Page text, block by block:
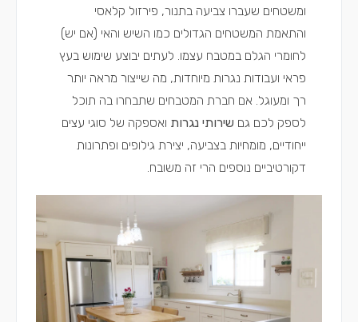
ומשטחים שעברו צביעה בתנור, פירזול קלאסי
והתאמת המשטחים הגדולים כמו השיש והאי (אם יש)
לחומרי הגלם במטבח עצמו. לעתים יבוצע שימוש בעץ
פראי ועבודות נגרות מיוחדות, מה שייצור מראה יותר
רך ומעוגל. אם חברת המטבחים שתבחרו בה תוכל
לספק לכם גם שירותי נגרות ואספקה של סוגי עצים
ייחודיים, מומחיות בצביעה, יצירת גילופים ופתרונות
דקורטיביים נוספים הרי זה משובח.